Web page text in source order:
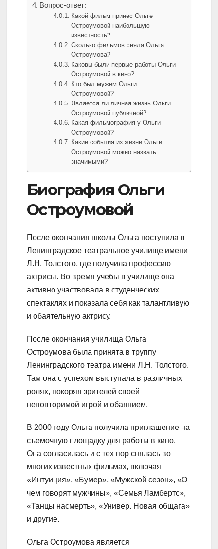
Вопрос-ответ:
Какой фильм принес Ольге
Остроумовой наибольшую
известность?
Сколько фильмов сняла Ольга
Остроумова?
Каковы были первые работы Ольги
Остроумовой в кино?
Кто был мужем Ольги
Остроумовой?
Является ли личная жизнь Ольги
Остроумовой публичной?
Какая фильмография у Ольги
Остроумовой?
Какие события из жизни Ольги
Остроумовой можно назвать
значимыми?
Биография Ольги
Остроумовой
После окончания школы Ольга поступила в
Ленинградское театральное училище имени
Л.Н. Толстого, где получила профессию
актрисы. Во время учебы в училище она
активно участвовала в студенческих
спектаклях и показала себя как талантливую
и обаятельную актрису.
После окончания училища Ольга
Остроумова была принята в труппу
Ленинградского театра имени Л.Н. Толстого.
Там она с успехом выступала в различных
ролях, покоряя зрителей своей
неповторимой игрой и обаянием.
В 2000 году Ольга получила приглашение на
съемочную площадку для работы в кино.
Она согласилась и с тех пор снялась во
многих известных фильмах, включая
«Интуиция», «Бумер», «Мужской сезон», «О
чем говорят мужчины», «Семья Ламбертс»,
«Танцы насмерть», «Универ. Новая общага»
и другие.
Ольга Остроумова является